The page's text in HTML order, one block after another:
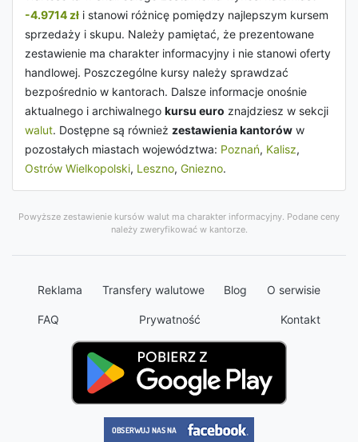
-4.9714 zł i stanowi różnicę pomiędzy najlepszym kursem
sprzedaży i skupu. Należy pamiętać, że prezentowane
zestawienie ma charakter informacyjny i nie stanowi oferty
handlowej. Poszczególne kursy należy sprawdzać
bezpośrednio w kantorach. Dalsze informacje onośnie
aktualnego i archiwalnego kursu euro znajdziesz w sekcji
walut. Dostępne są również zestawienia kantorów w
pozostałych miastach województwa: Poznań, Kalisz,
Ostrów Wielkopolski, Leszno, Gniezno.
Powyższe zestawienie kursów walut ma charakter informacyjny. Podane ceny
należy zweryfikować w kantorze.
Reklama Transfery walutowe Blog O serwisie
FAQ Prywatność Kontakt